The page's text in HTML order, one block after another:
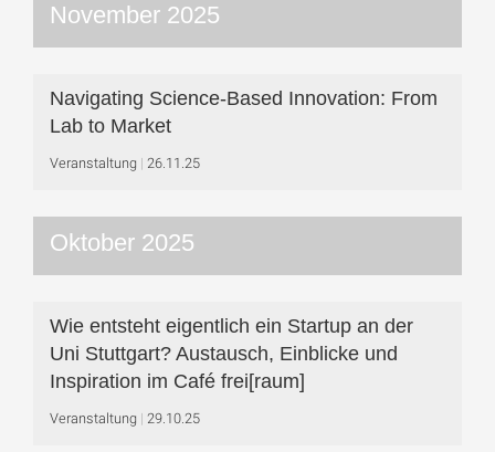
November 2025
Navigating Science-Based Innovation: From
Lab to Market
Veranstaltung 26.11.25
Oktober 2025
Wie entsteht eigentlich ein Startup an der
Uni Stuttgart? Austausch, Einblicke und
Inspiration im Café frei[raum]
Veranstaltung 29.10.25